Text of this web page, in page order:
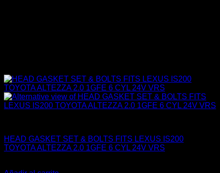
HEAD GASKET SET & BOLTS FITS LEXUS IS200
TOYOTA ALTEZZA 2.0 1GFE 6 CYL 24V VRS